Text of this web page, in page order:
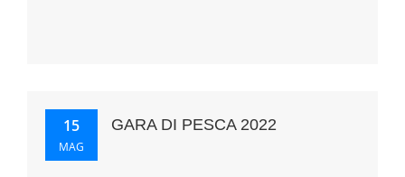
15
MAG
GARA DI PESCA 2022